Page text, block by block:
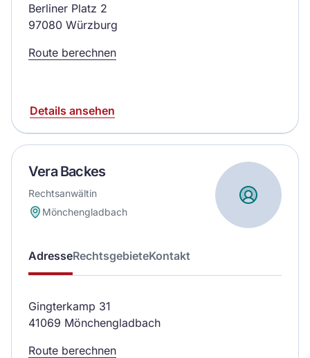
Berliner Platz 2
97080 Würzburg
Route berechnen
Details ansehen
Vera Backes
Rechtsanwältin
Mönchengladbach
AdresseRechtsgebieteKontakt
Gingterkamp 31
41069 Mönchengladbach
Route berechnen